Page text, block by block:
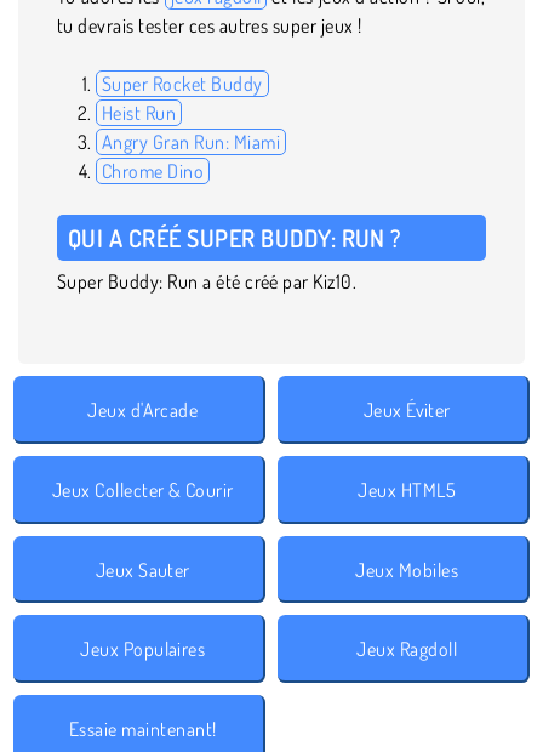
tu devrais tester ces autres super jeux !
Super Rocket Buddy
Heist Run
Angry Gran Run: Miami
Chrome Dino
QUI A CRÉÉ SUPER BUDDY: RUN ?
Super Buddy: Run a été créé par Kiz10.
Jeux d'Arcade Jeux Éviter
Jeux Collecter & Courir Jeux HTML5
Jeux Sauter Jeux Mobiles
Jeux Populaires Jeux Ragdoll
Essaie maintenant!